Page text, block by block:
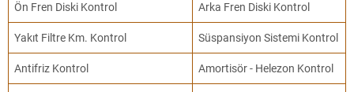
Ön Fren Diski Kontrol Arka Fren Diski Kontrol
Yakıt Filtre Km. Kontrol Süspansiyon Sistemi Kontrol
Antifriz Kontrol Amortisör - Helezon Kontrol